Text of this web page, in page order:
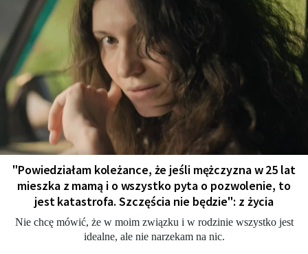
"Powiedziałam koleżance, że jeśli mężczyzna w 25 lat
mieszka z mamą i o wszystko pyta o pozwolenie, to
jest katastrofa. Szczęścia nie będzie": z życia
Nie chcę mówić, że w moim związku i w rodzinie wszystko jest
idealne, ale nie narzekam na nic.